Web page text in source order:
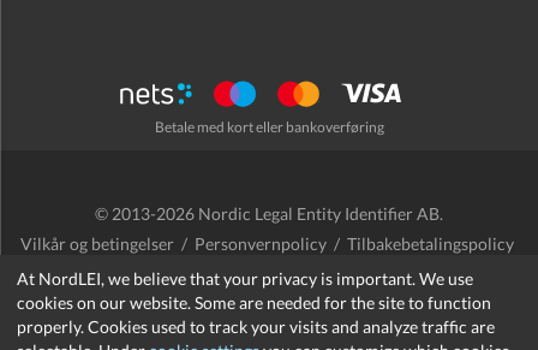
At NordLEI, we believe that your privacy is important. We use
cookies on our website. Some are needed for the site to function
properly. Cookies used to track your visits and analyze traffic are
Betale med kort eller bankoverføring
© 2013-2026 Nordic Legal Entity Identifier AB.
Vilkår og betingelser / Personvernpolicy / Tilbakebetalingspolicy
/ Cookies